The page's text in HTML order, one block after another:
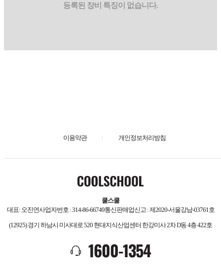
등록된 장비 특징이 없습니다.
이용약관 개인정보처리방침
COOLSCHOOL
쿨스쿨
대표: 오진연사업자번호 : 314-86-66749통신판매업신고 : 제2020-서울강남-03761호
(12925) 경기 하남시 미사대로 520 현대지식산업센터 한강미사 2차 D동 4층 422호
1600-1354